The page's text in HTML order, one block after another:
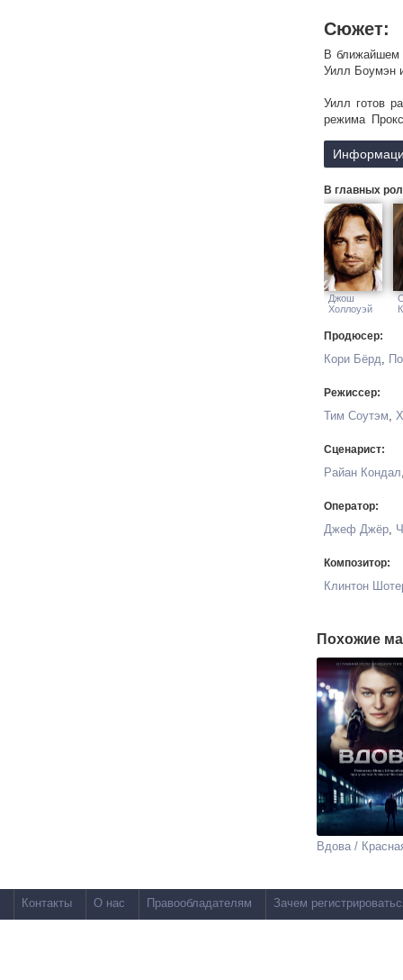
Сюжет:
В ближайшем
Уилл Боумэн
Уилл готов
режима
В главных
Джош
Холлоуэй
Продюсер:
Кори Бёрд,
Режиссер:
Тим Соутэм,
Сценарист:
Райан Кондал
Оператор:
Джеф Джёр,
Композитор:
Клинтон
Похожие
Вдова /
Контакты О нас Правообладателям Зачем